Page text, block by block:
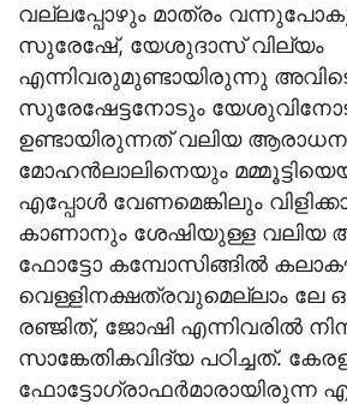
വല്ലപ്പോഴും മാത്രം
സുരേഷേ്, യേശുദാസ് വില്യം
എന്നിവരുമുണ്ടായിരുന്നു
സുരേഷേട്ടനോടും
ഉണ്ടായിരുന്നത് വലിയ
മോഹന്‍ലാലിനെയും
എപ്പോള്‍ വേണമെങ്കിലും
കാണാനും ശേഷിയുള്ള
ഫോട്ടോ കമ്പോസിങ്ങില്‍
വെള്ളിനക്ഷത്രവുമെല്ലാം ലേ
രഞ്ജിത്, ജോഷി എന്നിവരില്‍
സാങ്കേതികവിദ്യ പഠിച്ചത്.
ഫോട്ടോഗ്രാഫര്‍മാരായിരുന്ന